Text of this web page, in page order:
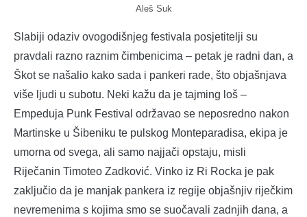
Aleš Suk
Slabiji odaziv ovogodišnjeg festivala posjetitelji su
pravdali razno raznim čimbenicima – petak je radni dan, a
Škot se našalio kako sada i pankeri rade, što objašnjava
više ljudi u subotu. Neki kažu da je tajming loš –
Empeduja Punk Festival održavao se neposredno nakon
Martinske u Šibeniku te pulskog Monteparadisa, ekipa je
umorna od svega, ali samo najjači opstaju, misli
Riječanin Timoteo Zadković. Vinko iz Ri Rocka je pak
zaključio da je manjak pankera iz regije objašnjiv riječkim
nevremenima s kojima smo se suočavali zadnjih dana, a